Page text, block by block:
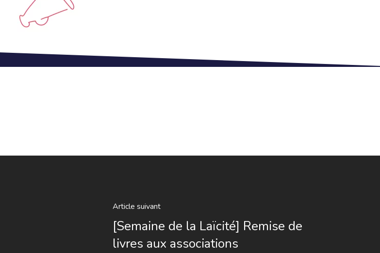
Article suivant
[Semaine de la Laïcité] Remise de
livres aux associations